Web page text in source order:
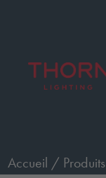
Accueil / Produits